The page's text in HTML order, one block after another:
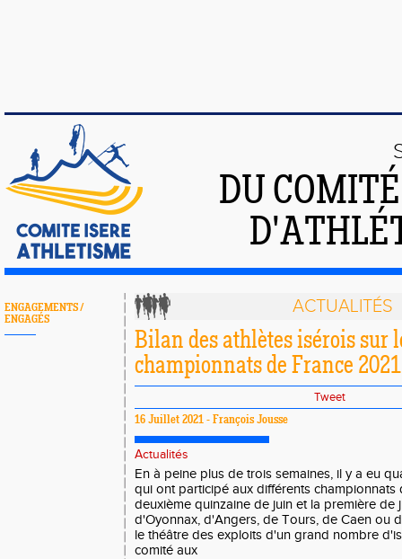
DU
ENGAGEMENTS /
ENGAGÉS
ACTUALITÉS
Bilan des athlètes isérois sur
championnats de France 2021
Tweet
16 Juillet 2021 - François Jousse
Actualités
En à peine plus de trois semaines, il y a eu
qui ont participé aux différents championnats
deuxième quinzaine de juin et la première de
d'Oyonnax, d'Angers, de Tours, de Caen ou
le théâtre des exploits d'un grand nombre
comité aux